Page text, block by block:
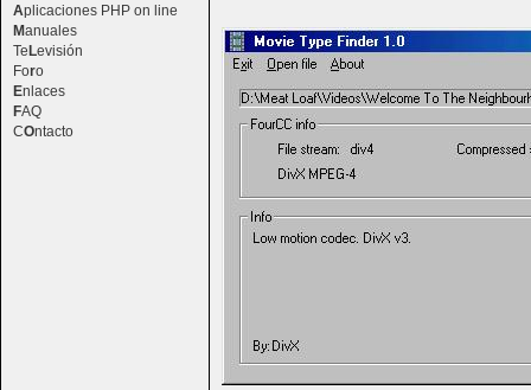
Aplicaciones PHP on line
Manuales
TeLevisión
Foro
Enlaces
FAQ
COntacto